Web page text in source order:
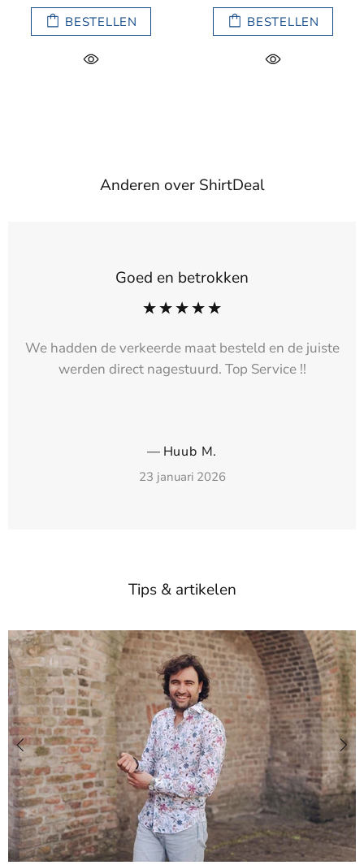
BESTELLEN BESTELLEN
Anderen over ShirtDeal
Goed en betrokken
We hadden de verkeerde maat besteld en de juiste
werden direct nagestuurd. Top Service !!
— Huub M.
23 januari 2026
Tips & artikelen